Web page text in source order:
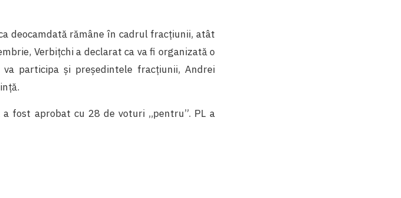
deocamdată rămâne în cadrul fracțiunii, atât
Verbițchi a declarat ca va fi organizată o
participa și președintele fracțiunii, Andrei
fost aprobat cu 28 de voturi ,,pentru”. PL a